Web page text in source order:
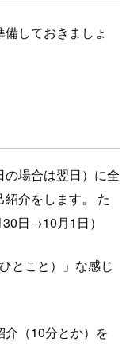
しておきましょ
場合は翌日）に全
介をします。 た
日→10月1日）
とこと）」な感じ
（10分とか）を